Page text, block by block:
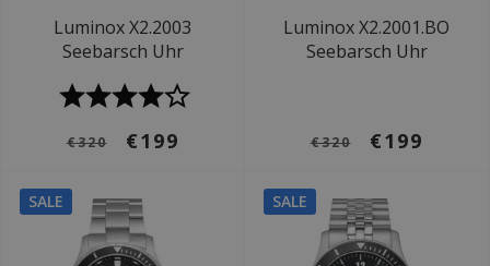
Luminox X2.2003
Seebarsch Uhr
€320 €199
Luminox X2.2001.BO
Seebarsch Uhr
€320 €199
SALE SALE